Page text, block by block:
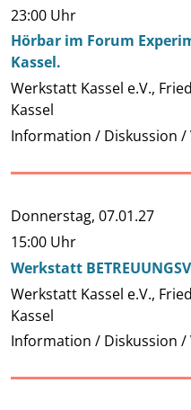
23:00 Uhr
Hörbar im Forum
Kassel.
Werkstatt Kassel e.V.,
Kassel
Information / Diskussion
Donnerstag, 07.01.27
15:00 Uhr
Werkstatt
Werkstatt Kassel e.V.,
Kassel
Information / Diskussion